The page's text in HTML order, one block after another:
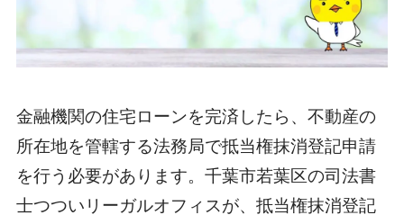
金融機関の住宅ローンを完済したら、不動産の
所在地を管轄する法務局で抵当権抹消登記申請
を行う必要があります。千葉市若葉区の司法書
士つついリーガルオフィスが、抵当権抹消登記